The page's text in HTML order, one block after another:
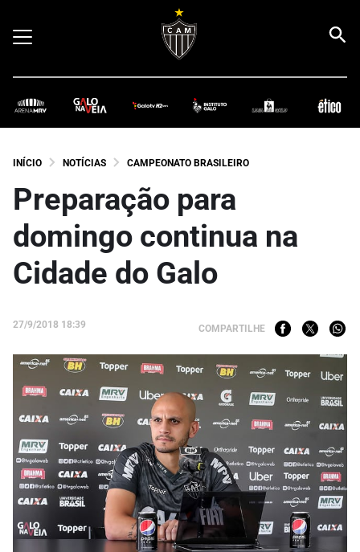
INÍCIO NOTÍCIAS CAMPEONATO BRASILEIRO
Preparação para
domingo continua na
Cidade do Galo
27/9/2018 18:39 COMPARTILHE